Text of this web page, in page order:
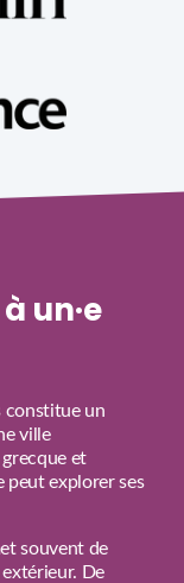
un·e
constitue un
ville
et
peut explorer ses
souvent de
De